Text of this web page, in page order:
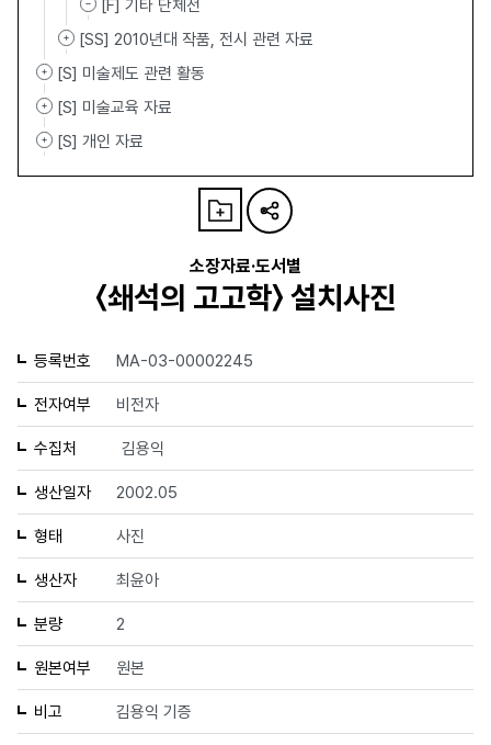
[F] 기타 단체전
[SS] 2010년대 작품, 전시 관련 자료
[S] 미술제도 관련 활동
[S] 미술교육 자료
[S] 개인 자료
소장자료·도서별
〈쇄석의 고고학〉 설치사진
등록번호 MA-03-00002245
전자여부 비전자
수집처 김용익
생산일자 2002.05
형태 사진
생산자 최윤아
분량 2
원본여부 원본
비고 김용익 기증